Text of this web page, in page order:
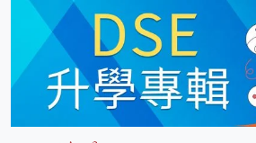
政局